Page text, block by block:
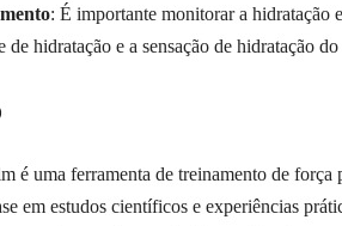
: É importante monitorar a hidratação
de hidratação e a sensação de hidratação do
é uma ferramenta de treinamento de força
em estudos científicos e experiências